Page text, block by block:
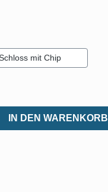
mit Chip
gewünschten
IN DEN WARENKORB